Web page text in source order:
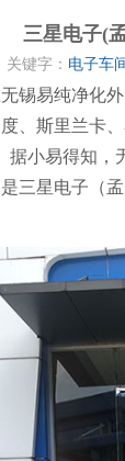
三星电子(
关键字： 电子车
锡易纯净化
、斯里兰卡
据小易得知
三星电子（